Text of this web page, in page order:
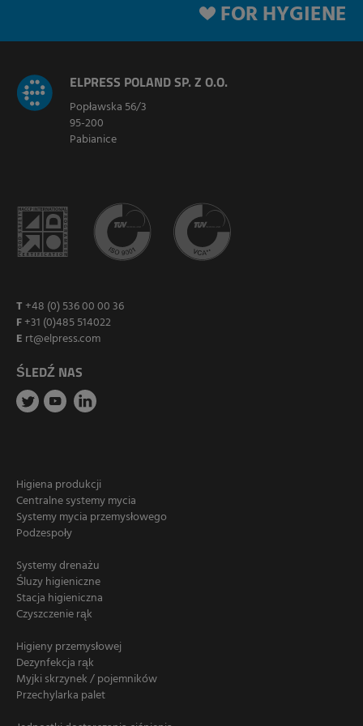
FOR HYGIENE
ELPRESS POLAND SP. Z O.O.
Popławska 56/3
95-200
Pabianice
T +48 (0) 536 00 00 36
F+31 (0)485 514022
E rt@elpress.com
ŚLEDŹ NAS
Higiena produkcji
Centralne systemy mycia
Systemy mycia przemysłowego
Podzespoły
Systemy drenażu
Śluzy higieniczne
Stacja higieniczna
Czyszczenie rąk
Higieny przemysłowej
Dezynfekcja rąk
Myjki skrzynek / pojemników
Przechylarka palet